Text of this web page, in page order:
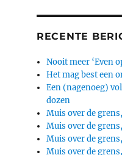
RECENTE
Nooit meer ‘Even
Het mag best een
Een (nagenoeg)
dozen
Muis over de
Muis over de
Muis over de
Muis over de